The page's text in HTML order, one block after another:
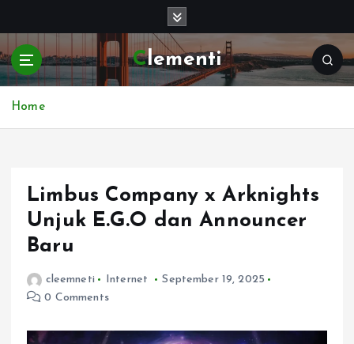
p
t
Clementi
Home
Limbus Company x Arknights
Unjuk E.G.O dan Announcer
Baru
cleemneti Internet
September 19, 2025
0 Comments